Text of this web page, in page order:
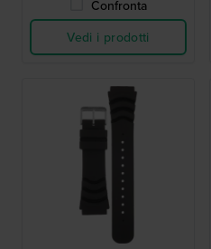
Confronta
Vedi i prodotti